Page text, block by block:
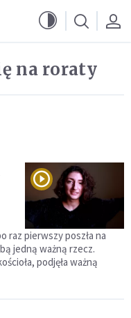
na roraty
raz pierwszy poszła na
jedną ważną rzecz.
podjęła ważną